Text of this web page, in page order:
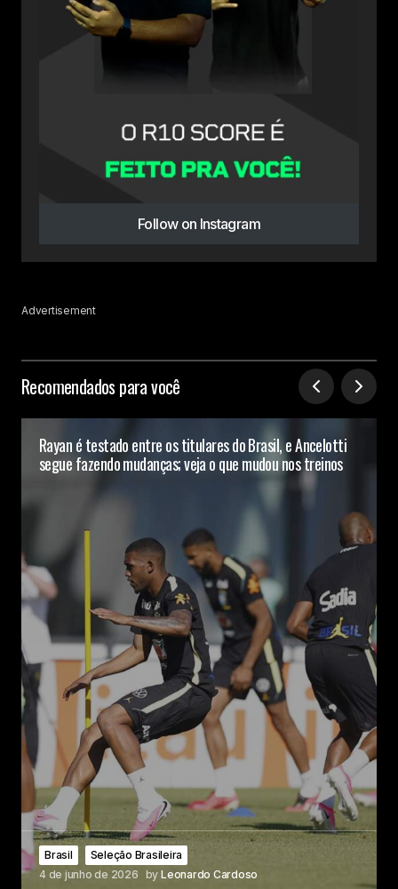
Follow on Instagram
Advertisement
Recomendados para você
Rayan é testado entre os titulares do Brasil, e Ancelotti
segue fazendo mudanças; veja o que mudou nos treinos
Brasil
Seleção Brasileira
4 de junho de 2026 by Leonardo Cardoso